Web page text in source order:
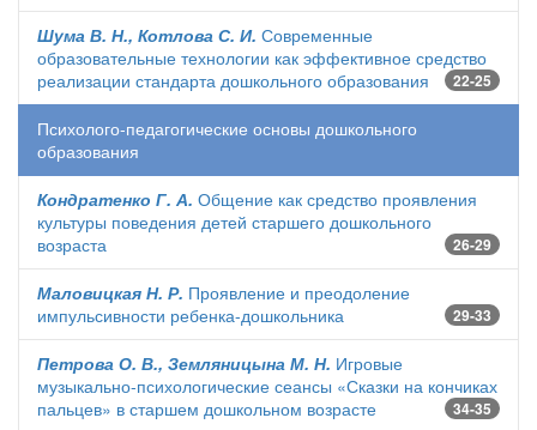
Шума В. Н., Котлова С. И. Современные
образовательные технологии как эффективное средство
реализации стандарта дошкольного образования
22-25
Психолого-педагогические основы дошкольного
образования
Кондратенко Г. А. Общение как средство проявления
культуры поведения детей старшего дошкольного
возраста
26-29
Маловицкая Н. Р. Проявление и преодоление
импульсивности ребенка-дошкольника
29-33
Петрова О. В., Земляницына М. Н. Игровые
музыкально-психологические сеансы «Сказки на кончиках
пальцев» в старшем дошкольном возрасте
34-35